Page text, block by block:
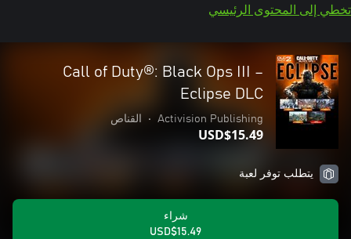
تخطي إلى المحتوى الرئيسي
Call of Duty®: Black Ops III –
Eclipse DLC
Activision Publishing
• القناص
USD$15.49
يتطلب توفر لعبة
شراء
USD$15.49